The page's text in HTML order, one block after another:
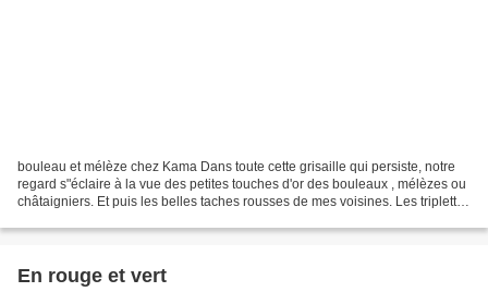
bouleau et mélèze chez Kama Dans toute cette grisaille qui persiste, notre
regard s"éclaire à la vue des petites touches d'or des bouleaux , mélèzes ou
châtaigniers. Et puis les belles taches rousses de mes voisines. Les triplettes
En rouge et vert